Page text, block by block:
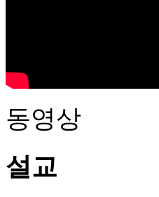
동영상
설교